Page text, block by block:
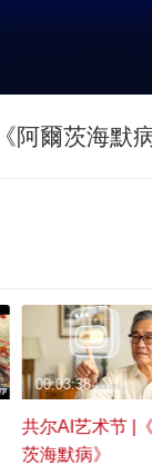
阿爾茨海默病
共尔AI艺术节 |
茨海默病》
00:03:38